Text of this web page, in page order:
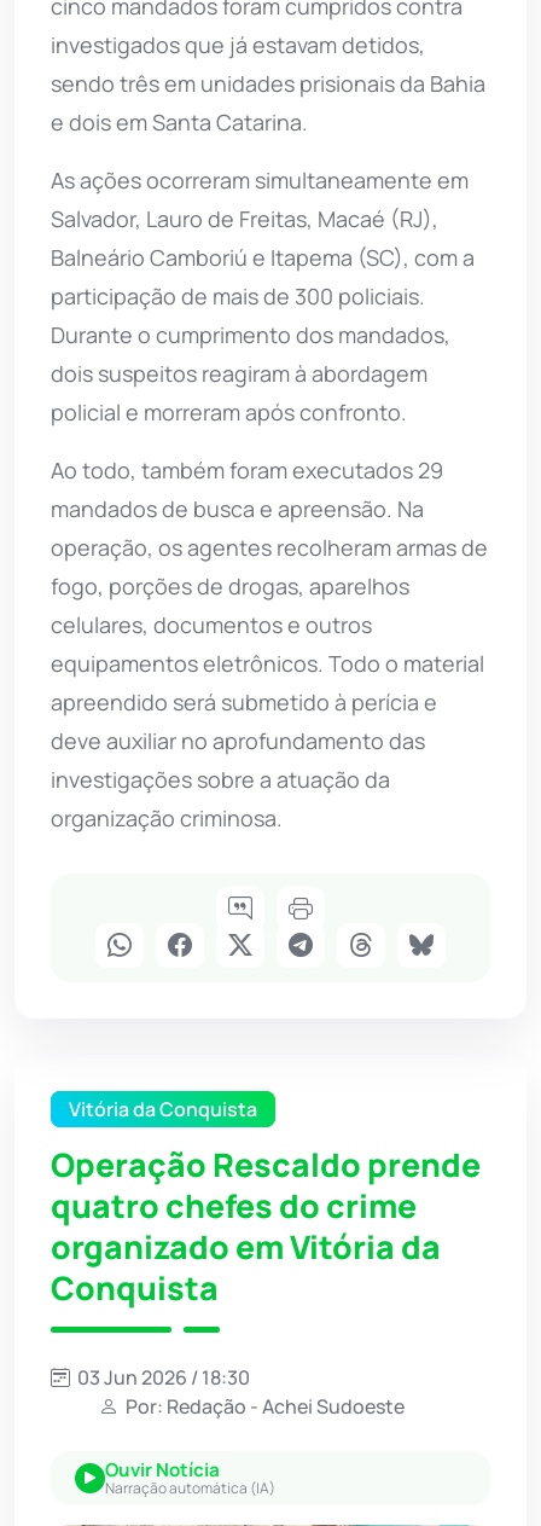
cinco mandados foram cumpridos contra
investigados que já estavam detidos,
sendo três em unidades prisionais da Bahia
e dois em Santa Catarina.
As ações ocorreram simultaneamente em
Salvador, Lauro de Freitas, Macaé (RJ),
Balneário Camboriú e Itapema (SC), com a
participação de mais de 300 policiais.
Durante o cumprimento dos mandados,
dois suspeitos reagiram à abordagem
policial e morreram após confronto.
Ao todo, também foram executados 29
mandados de busca e apreensão. Na
operação, os agentes recolheram armas de
fogo, porções de drogas, aparelhos
celulares, documentos e outros
equipamentos eletrônicos. Todo o material
apreendido será submetido à perícia e
deve auxiliar no aprofundamento das
investigações sobre a atuação da
organização criminosa.
Vitória da Conquista
Operação Rescaldo prende
quatro chefes do crime
organizado em Vitória da
Conquista
03 Jun 2026 / 18:30
Por: Redação - Achei Sudoeste
Ouvir Notícia
Narração automática (IA)